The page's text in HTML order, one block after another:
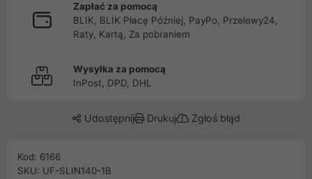
Zapłać za pomocą
BLIK, BLIK Płacę Później, PayPo, Przelewy24,
Raty, Kartą, Za pobraniem
Wysyłka za pomocą
InPost, DPD, DHL
Udostępnij Drukuj Zgłoś błąd
Kod: 6166
SKU: UF-SLIN140-1B